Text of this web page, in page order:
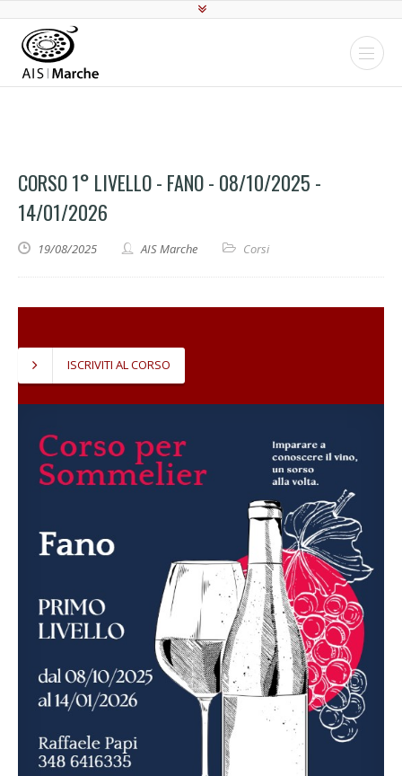
CORSO 1° LIVELLO - FANO - 08/10/2025 -
14/01/2026
19/08/2025 AIS Marche Corsi
ISCRIVITI AL CORSO